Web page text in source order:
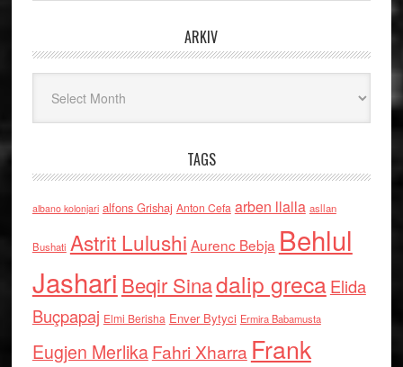
ARKIV
TAGS
albano kolonjari alfons Grishaj Anton Cefa arben llalla asllan
Bushati Astrit Lulushi Aurenc Bebja Behlul
Jashari Beqir Sinadalip grecaElida
Buçpapaj Elmi Berisha Enver Bytyci Ermira Babamusta
Eugjen MerlikaFahri Xharra Frank